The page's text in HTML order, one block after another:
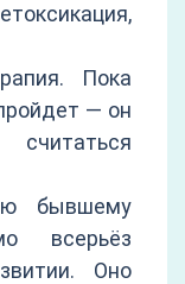
Пока
— он
бывшему
всерьёз
Оно